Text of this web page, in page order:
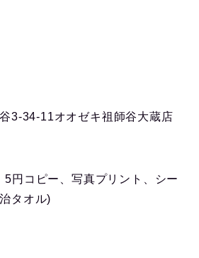
3-34-11オオゼキ祖師谷大蔵店
円コピー、写真プリント、シー
タオル)